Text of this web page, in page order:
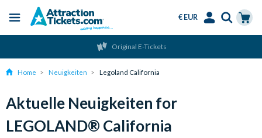
content
Menu
€ EUR
Original E-Tickets
Home Neuigkeiten Legoland California
Aktuelle Neuigkeiten for
LEGOLAND® California